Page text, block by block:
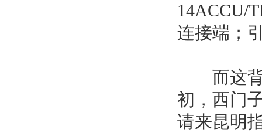
14ACCU/
连接端；
而这背
初，西门
请来昆明